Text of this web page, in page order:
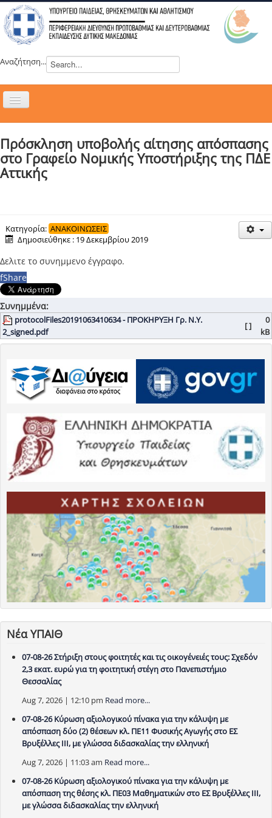
Αναζήτηση...
Εναλλαγή
ΝΕΑ
ΣΥΜΒΟΥΛΙΑ
ΔΡΑΣΕΙΣ
ΕΠΙΚΟΙΝΩΝΙΑ
ΕΞ ΑΠΟΣΤΑΣΕΩΣ ΕΚΠΑΙΔΕΥΣΗ
Πρόσκληση υποβολής αίτησης απόσπασης
στο Γραφείο Νομικής Υποστήριξης της ΠΔΕ
Αττικής
Κατηγορία: ΑΝΑΚΟΙΝΩΣΕΙΣ
Δημοσιεύθηκε : 19 Δεκεμβρίου 2019
Δελιτε το συνημμενο έγγραφο.
fShare
Συνημμένα:
protocolFiles20191063410634 - ΠΡΟΚΗΡΥΞΗ Γρ. Ν.Υ.
2_signed.pdf
[ ]
0
kB
Νέα ΥΠΑΙΘ
07-08-26 Στήριξη στους φοιτητές και τις οικογένειές τους: Σχεδόν
2,3 εκατ. ευρώ για τη φοιτητική στέγη στο Πανεπιστήμιο
Θεσσαλίας
Aug 7, 2026 | 12:10 pm Read more...
07-08-26 Κύρωση αξιολογικού πίνακα για την κάλυψη με
απόσπαση δύο (2) θέσεων κλ. ΠΕ11 Φυσικής Αγωγής στο ΕΣ
Βρυξέλλες ΙΙΙ, με γλώσσα διδασκαλίας την ελληνική
Aug 7, 2026 | 11:03 am Read more...
07-08-26 Κύρωση αξιολογικού πίνακα για την κάλυψη με
απόσπαση της θέσης κλ. ΠΕ03 Μαθηματικών στο ΕΣ Βρυξέλλες ΙΙΙ,
με γλώσσα διδασκαλίας την ελληνική